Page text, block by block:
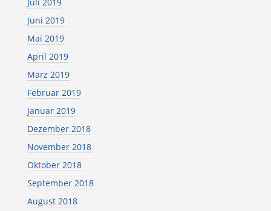
Juni 2019
Mai 2019
April 2019
März 2019
Februar 2019
Januar 2019
Dezember 2018
November 2018
Oktober 2018
September 2018
August 2018